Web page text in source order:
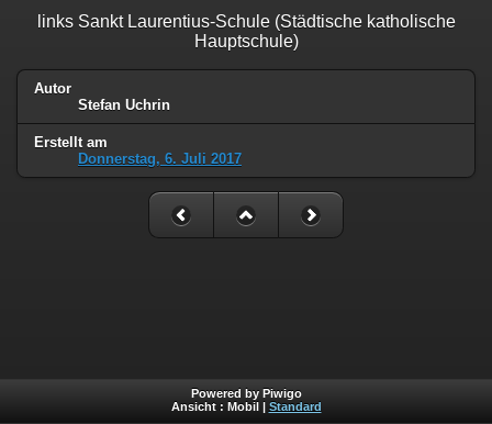
links Sankt Laurentius-Schule (Städtische katholische
Hauptschule)
Autor
Stefan Uchrin
Erstellt am
Donnerstag, 6. Juli 2017
Powered by Piwigo
Ansicht : Mobil Standard